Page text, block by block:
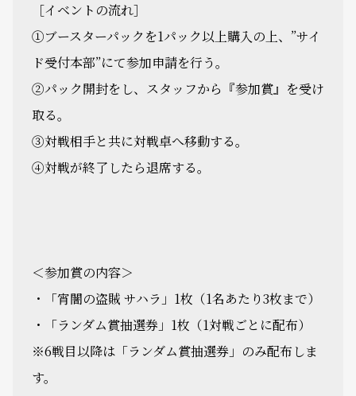
［イベントの流れ］
①ブースターパックを1パック以上購入の上、”サイ
ド受付本部”にて参加申請を行う。
②パック開封をし、スタッフから『参加賞』を受け
取る。
③対戦相手と共に対戦卓へ移動する。
④対戦が終了したら退席する。
＜参加賞の内容＞
・「宵闇の盗賊 サハラ」1枚（1名あたり3枚まで）
・「ランダム賞抽選券」1枚（1対戦ごとに配布）
※6戦目以降は「ランダム賞抽選券」のみ配布しま
す。